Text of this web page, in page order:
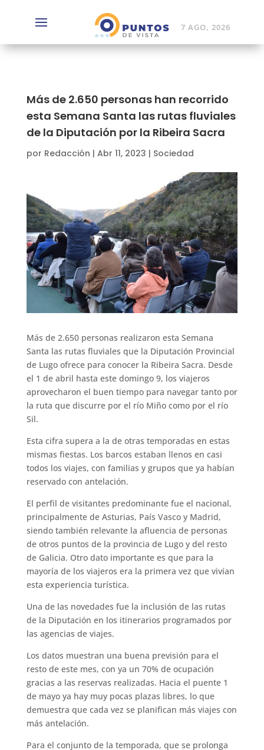
7 AGO, 2026
Más de 2.650 personas han recorrido
esta Semana Santa las rutas fluviales
de la Diputación por la Ribeira Sacra
por Redacción | Abr 11, 2023 | Sociedad
Más de 2.650 personas realizaron esta Semana
Santa las rutas fluviales que la Diputación Provincial
de Lugo ofrece para conocer la Ribeira Sacra. Desde
el 1 de abril hasta este domingo 9, los viajeros
aprovecharon el buen tiempo para navegar tanto por
la ruta que discurre por el río Miño como por el río
Sil.
Esta cifra supera a la de otras temporadas en estas
mismas fiestas. Los barcos estaban llenos en casi
todos los viajes, con familias y grupos que ya habían
reservado con antelación.
El perfil de visitantes predominante fue el nacional,
principalmente de Asturias, País Vasco y Madrid,
siendo también relevante la afluencia de personas
de otros puntos de la provincia de Lugo y del resto
de Galicia. Otro dato importante es que para la
mayoría de los viajeros era la primera vez que vivían
esta experiencia turística.
Una de las novedades fue la inclusión de las rutas
de la Diputación en los itinerarios programados por
las agencias de viajes.
Los datos muestran una buena previsión para el
resto de este mes, con ya un 70% de ocupación
gracias a las reservas realizadas. Hacia el puente 1
de mayo ya hay muy pocas plazas libres, lo que
demuestra que cada vez se planifican más viajes con
más antelación.
Para el conjunto de la temporada, que se prolonga